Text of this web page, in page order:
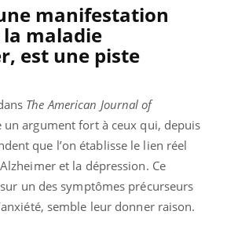
manifestation
la maladie
est une piste
The American Journal of
un argument fort à ceux qui, depuis
que l’on établisse le lien réel
et la dépression. Ce
un des symptômes précurseurs
semble leur donner raison.